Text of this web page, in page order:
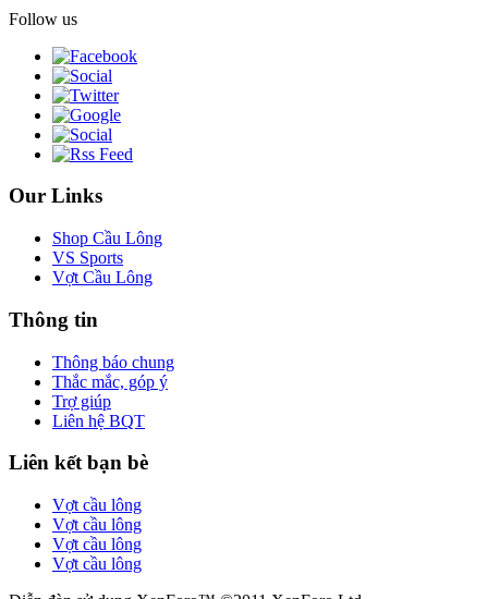
Follow us
Our Links
Shop Cầu Lông
VS Sports
Vợt Cầu Lông
Thông tin
Thông báo chung
Thắc mắc, góp ý
Trợ giúp
Liên hệ BQT
Liên kết bạn bè
Vợt cầu lông
Vợt cầu lông
Vợt cầu lông
Vợt cầu lông